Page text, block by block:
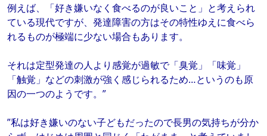
例えば、「好き嫌いなく食べるのが良いこと」と考えられ
ている現代ですが、発達障害の方はその特性ゆえに食べら
れるものが極端に少ない場合もあります。
それは定型発達の人より感覚が過敏で「臭覚」「味覚」
「触覚」などの刺激が強く感じられるため…というのも原
因の一つのようです。”
”私は好き嫌いのない子どもだったので長男の気持ちが分か